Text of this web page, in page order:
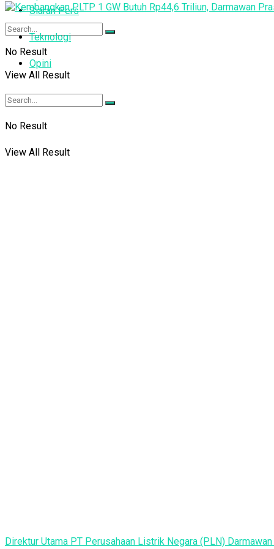
No Result
View All Result
Siaran Pers
Teknologi
Opini
No Result
View All Result
Direktur Utama PT Perusahaan Listrik Negara (PLN)